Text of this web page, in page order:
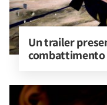
Un trailer
combattimento